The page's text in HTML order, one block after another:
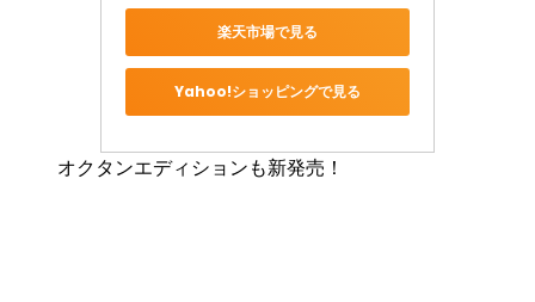
楽天市場で見る
Yahoo!ショッピングで見る
オクタンエディションも新発売！